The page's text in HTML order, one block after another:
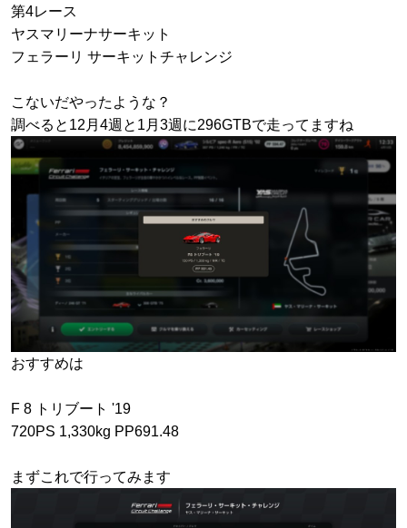
第4レース
ヤスマリーナサーキット
フェラーリ サーキットチャレンジ
こないだやったような？
調べると12月4週と1月3週に296GTBで走ってますね
おすすめは
F 8 トリブート '19
720PS 1,330kg PP691.48
まずこれで行ってみます